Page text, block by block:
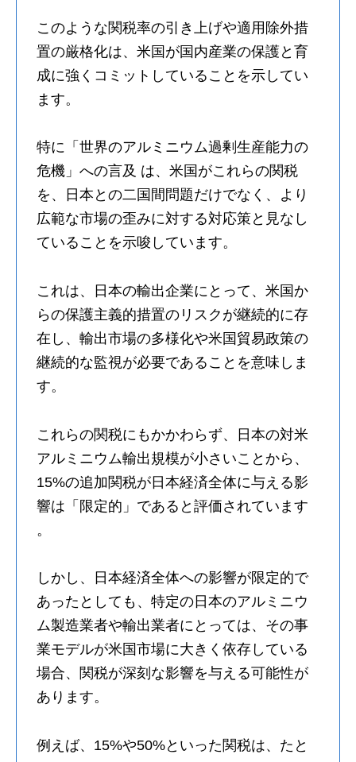
このような関税率の引き上げや適用除外措
置の厳格化は、米国が国内産業の保護と育
成に強くコミットしていることを示してい
ます。
特に「世界のアルミニウム過剰生産能力の
危機」への言及 は、米国がこれらの関税
を、日本との二国間問題だけでなく、より
広範な市場の歪みに対する対応策と見なし
ていることを示唆しています。
これは、日本の輸出企業にとって、米国か
らの保護主義的措置のリスクが継続的に存
在し、輸出市場の多様化や米国貿易政策の
継続的な監視が必要であることを意味しま
す。
これらの関税にもかかわらず、日本の対米
アルミニウム輸出規模が小さいことから、
15%の追加関税が日本経済全体に与える影
響は「限定的」であると評価されています
。
しかし、日本経済全体への影響が限定的で
あったとしても、特定の日本のアルミニウ
ム製造業者や輸出業者にとっては、その事
業モデルが米国市場に大きく依存している
場合、関税が深刻な影響を与える可能性が
あります。
例えば、15%や50%といった関税は、たと